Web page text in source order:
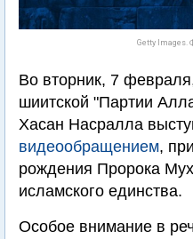
Getty Images.
Во вторник, 7
шиитской "Партии
Хасан Насралла
видеообращением,
рождения Пророка
исламского единства.
Особое внимание в